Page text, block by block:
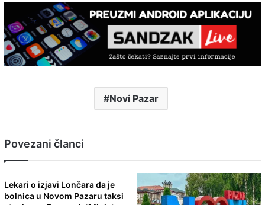
Novi Pazar
Povezani članci
Lekari o izjavi Lončara da je
bolnica u Novom Pazaru taksi